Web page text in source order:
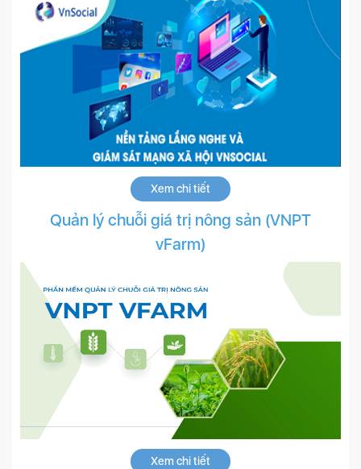
Xem chi tiết
Quản lý chuỗi giá trị nông sản (VNPT
vFarm)
Xem chi tiết